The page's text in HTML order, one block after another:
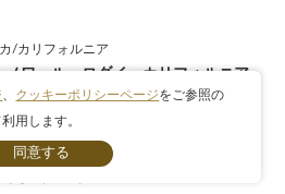
/カリフォルニア
ノワール・ロダイ・カリフォルニア
マックマニス・ファミリー・ヴィンヤーズ
2024年
クッキーポリシーページをご参照の
用します。